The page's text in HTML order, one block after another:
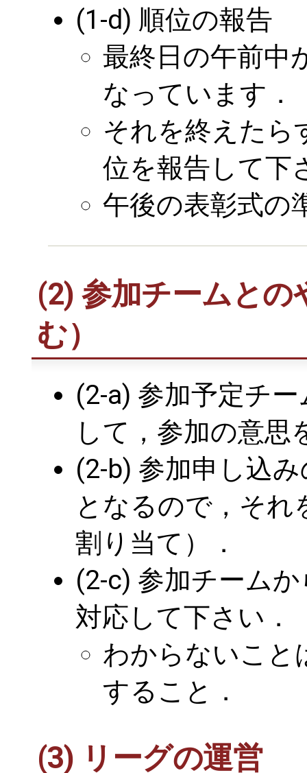
(1-d) 順位の報告
最終日の午前中
なっています．
それを終えたら
位を報告して下
午後の表彰式の
(2) 参加チームと
む）
(2-a) 参加予定チ
して，参加の意思
(2-b) 参加申し込
となるので，それ
割り当て）．
(2-c) 参加チーム
対応して下さい．
わからないこと
すること．
(3) リーグの運営